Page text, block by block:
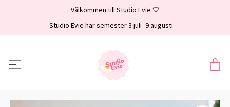
Välkommen till Studio Evie 🤍
Studio Evie har semester 3 juli–9 augusti